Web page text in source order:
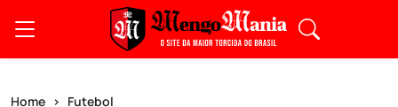
Home Futebol